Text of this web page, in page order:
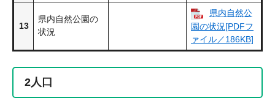
13
県内自然公園の
状況
県内自然公
園の状況[PDFフ
ァイル／186KB]
2人口